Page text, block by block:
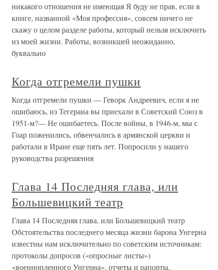
никакого отношения не имеющая Я буду не прав, если в
книге, названной «Моя профессия», совсем ничего не
скажу о целом разделе работы, который нельзя исключить
из моей жизни. Работы, возникшей неожиданно,
буквально
Когда отгремели пушки
Когда отгремели пушки — Геворк Андреевич, если я не
ошибаюсь, из Тегерана вы приехали в Советский Союз в
1951-м?— Не ошибаетесь. После войны, в 1946-м, мы с
Гоар поженились, обвенчались в армянской церкви и
работали в Иране еще пять лет. Попросили у нашего
руководства разрешения
Глава 14 Последняя глава, или
Большевицкий театр
Глава 14 Последняя глава, или Большевицкий театр
Обстоятельства последнего месяца жизни барона Унгерна
известны нам исключительно по советским источникам:
протоколы допросов («опросные листы»)
«военнопленного Унгерна», отчеты и рапорты,